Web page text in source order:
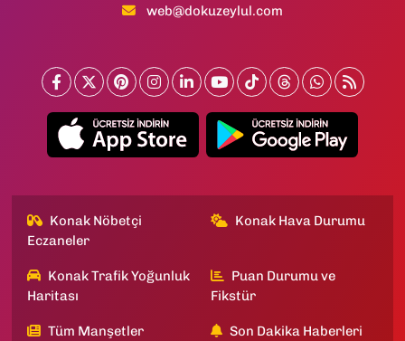
web@dokuzeylul.com
Konak Nöbetçi
Eczaneler
Konak Hava Durumu
Konak Trafik Yoğunluk
Haritası
Puan Durumu ve
Fikstür
Tüm Manşetler Son Dakika Haberleri